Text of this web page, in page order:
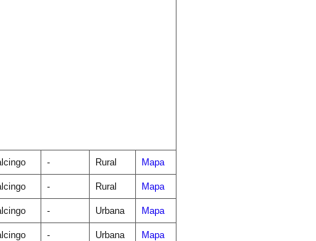
- Rural Mapa
- Rural Mapa
- Urbana Mapa
- Urbana Mapa